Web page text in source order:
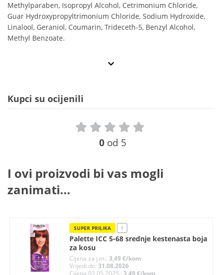
Methylparaben, Isopropyl Alcohol, Cetrimonium Chloride,
Guar Hydroxypropyltrimonium Chloride, Sodium Hydroxide,
Linalool, Geraniol, Coumarin, Trideceth-5, Benzyl Alcohol,
Methyl Benzoate.
Kupci su ocijenili
0 od 5
I ovi proizvodi bi vas mogli
zanimati...
SUPER PRILIKA !
Palette ICC 5-68 srednje kestenasta boja
za kosu
Cijena za j.m.: 3,49 €/kom
Vrijedi do: 31.08.2026